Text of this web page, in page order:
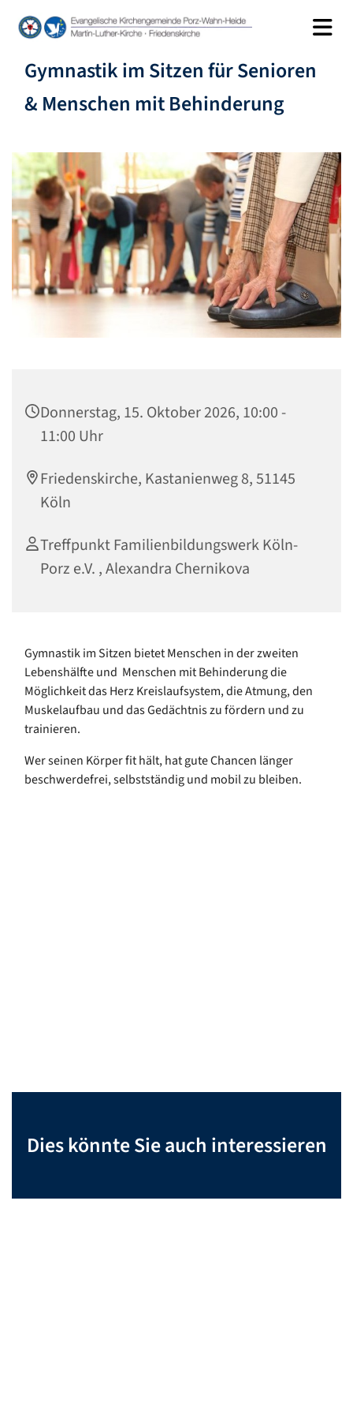
Gymnastik im Sitzen für Senioren
& Menschen mit Behinderung
Donnerstag, 15. Oktober 2026, 10:00 -
11:00 Uhr
Friedenskirche, Kastanienweg 8, 51145
Köln
Treffpunkt Familienbildungswerk Köln-
Porz e.V. , Alexandra Chernikova
Gymnastik im Sitzen bietet Menschen in der zweiten
Lebenshälfte und Menschen mit Behinderung die
Möglichkeit das Herz Kreislaufsystem, die Atmung, den
Muskelaufbau und das Gedächtnis zu fördern und zu
trainieren.
Wer seinen Körper fit hält, hat gute Chancen länger
beschwerdefrei, selbstständig und mobil zu bleiben.
Dies könnte Sie auch interessieren